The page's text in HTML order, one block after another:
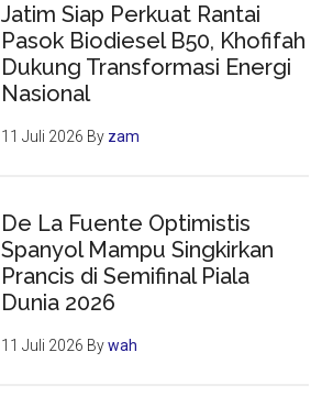
Jatim Siap Perkuat Rantai
Pasok Biodiesel B50, Khofifah
Dukung Transformasi Energi
Nasional
11 Juli 2026 By zam
De La Fuente Optimistis
Spanyol Mampu Singkirkan
Prancis di Semifinal Piala
Dunia 2026
11 Juli 2026 Bywah